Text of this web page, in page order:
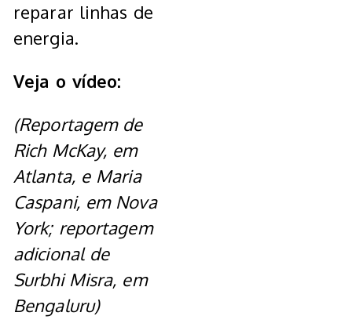
reparar linhas de
energia.
Veja o vídeo:
(Reportagem de
Rich McKay, em
Atlanta, e Maria
Caspani, em Nova
York; reportagem
adicional de
Surbhi Misra, em
Bengaluru)